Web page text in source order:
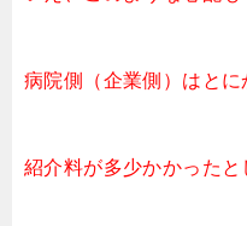
病院側（企業側）はとに
紹介料が多少かかったと